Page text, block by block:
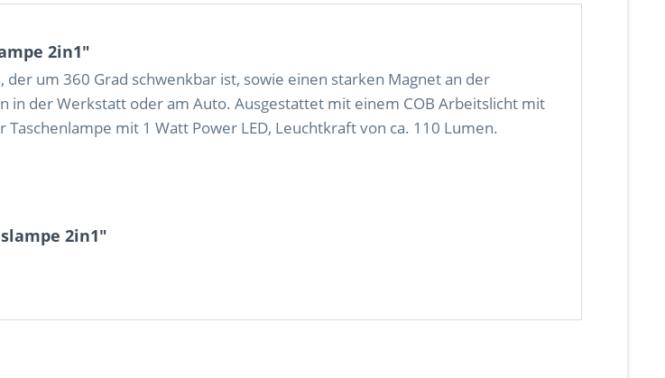
2in1"
um 360 Grad schwenkbar ist, sowie einen starken Magnet an der
in der Werkstatt oder am Auto. Ausgestattet mit einem COB Arbeitslicht mit
mit 1 Watt Power LED, Leuchtkraft von ca. 110 Lumen.
2in1"